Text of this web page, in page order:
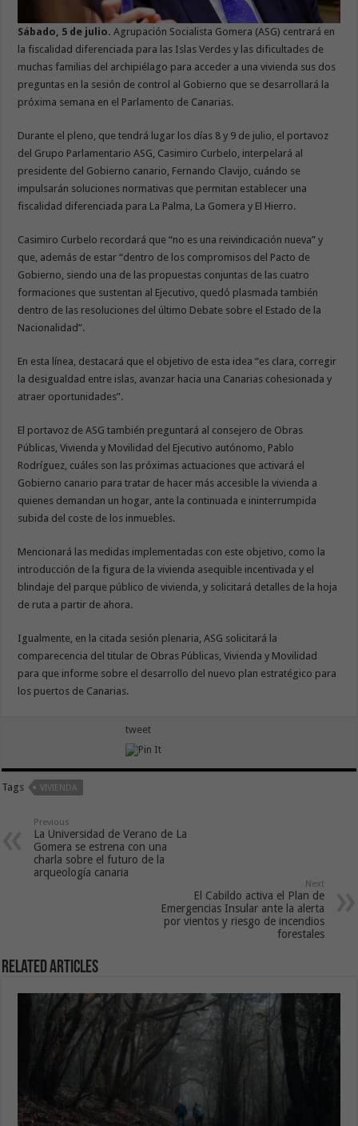
Sábado, 5 de julio. Agrupación Socialista Gomera (ASG) centrará en
la fiscalidad diferenciada para las Islas Verdes y las dificultades de
muchas familias del archipiélago para acceder a una vivienda sus dos
preguntas en la sesión de control al Gobierno que se desarrollará la
próxima semana en el Parlamento de Canarias.
Durante el pleno, que tendrá lugar los días 8 y 9 de julio, el portavoz
del Grupo Parlamentario ASG, Casimiro Curbelo, interpelará al
presidente del Gobierno canario, Fernando Clavijo, cuándo se
impulsarán soluciones normativas que permitan establecer una
fiscalidad diferenciada para La Palma, La Gomera y El Hierro.
Casimiro Curbelo recordará que “no es una reivindicación nueva” y
que, además de estar “dentro de los compromisos del Pacto de
Gobierno, siendo una de las propuestas conjuntas de las cuatro
formaciones que sustentan al Ejecutivo, quedó plasmada también
dentro de las resoluciones del último Debate sobre el Estado de la
Nacionalidad”.
En esta línea, destacará que el objetivo de esta idea “es clara, corregir
la desigualdad entre islas, avanzar hacia una Canarias cohesionada y
atraer oportunidades”.
El portavoz de ASG también preguntará al consejero de Obras
Públicas, Vivienda y Movilidad del Ejecutivo autónomo, Pablo
Rodríguez, cuáles son las próximas actuaciones que activará el
Gobierno canario para tratar de hacer más accesible la vivienda a
quienes demandan un hogar, ante la continuada e ininterrumpida
subida del coste de los inmuebles.
Mencionará las medidas implementadas con este objetivo, como la
introducción de la figura de la vivienda asequible incentivada y el
blindaje del parque público de vivienda, y solicitará detalles de la hoja
de ruta a partir de ahora.
Igualmente, en la citada sesión plenaria, ASG solicitará la
comparecencia del titular de Obras Públicas, Vivienda y Movilidad
para que informe sobre el desarrollo del nuevo plan estratégico para
los puertos de Canarias.
tweet
Tags VIVIENDA
Previous
La Universidad de Verano de La
Gomera se estrena con una
charla sobre el futuro de la
arqueología canaria
Next
El Cabildo activa el Plan de
Emergencias Insular ante la alerta
por vientos y riesgo de incendios
forestales
Related Articles